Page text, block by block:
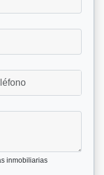
inmobiliarias